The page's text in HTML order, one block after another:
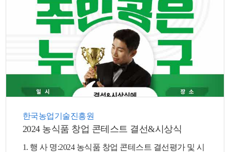
한국농업기술진흥원
2024 농식품 창업 콘테스트 결선&시상식
1. 행 사 명:2024 농식품 창업 콘테스트 결선평가 및 시